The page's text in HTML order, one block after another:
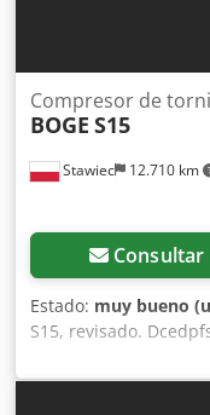
Stawiec 12.710 km
Compresor de
BOGE S15
Consultar
Estado: muy bueno
S15, revisado.
1,45 m³/min (1450 L/
máxima: 10 bares;
320 h; precio neto: